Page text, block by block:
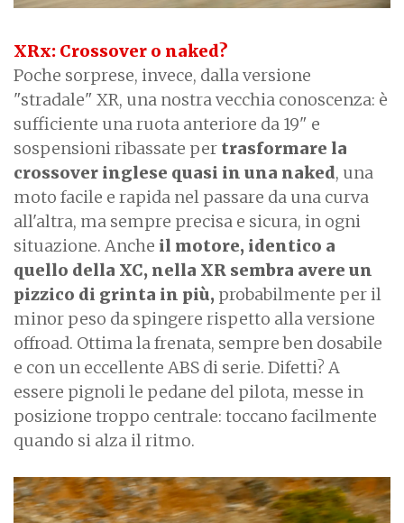
XRx: Crossover o naked?
Poche sorprese, invece, dalla versione
"stradale" XR, una nostra vecchia conoscenza: è
sufficiente una ruota anteriore da 19" e
sospensioni ribassate per trasformare la
crossover inglese quasi in una naked, una
moto facile e rapida nel passare da una curva
all'altra, ma sempre precisa e sicura, in ogni
situazione. Anche il motore, identico a
quello della XC, nella XR sembra avere un
pizzico di grinta in più, probabilmente per il
minor peso da spingere rispetto alla versione
offroad. Ottima la frenata, sempre ben dosabile
e con un eccellente ABS di serie. Difetti? A
essere pignoli le pedane del pilota, messe in
posizione troppo centrale: toccano facilmente
quando si alza il ritmo.